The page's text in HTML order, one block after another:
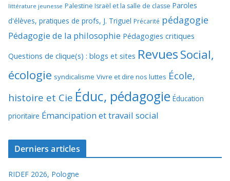
littérature jeunesse Palestine Israël et la salle de classe Paroles
d'élèves, pratiques de profs, J. Triguel Précarité pédagogie
Pédagogie de la philosophie Pédagogies critiques
Questions de clique(s) : blogs et sites RevuesSocial,
écologie syndicalisme Vivre et dire nos luttes École,
histoire et Cie Éduc, pédagogie Éducation
prioritaire Émancipation et travail social
Derniers articles
RIDEF 2026, Pologne